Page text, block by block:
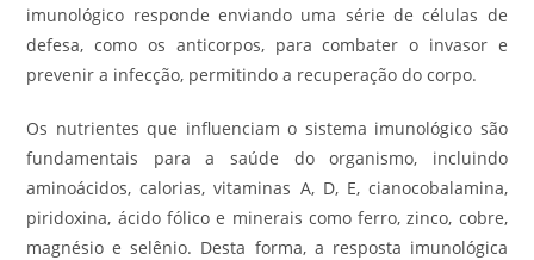
imunológico responde enviando uma série de células de
defesa, como os anticorpos, para combater o invasor e
prevenir a infecção, permitindo a recuperação do corpo.
Os nutrientes que influenciam o sistema imunológico são
fundamentais para a saúde do organismo, incluindo
aminoácidos, calorias, vitaminas A, D, E, cianocobalamina,
piridoxina, ácido fólico e minerais como ferro, zinco, cobre,
magnésio e selênio. Desta forma, a resposta imunológica